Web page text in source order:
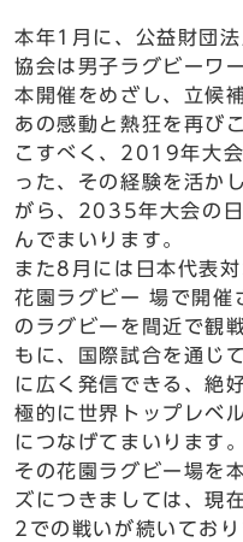
本年1月に、公益財団
協会は男子ラグビーワ
本開催をめざし、立候
あの感動と熱狂を再び
こすべく、2019年大
った、その経験を活か
がら、2035年大会の
んでまいります。
また8月には日本代表
花園ラグビー 場で開催
のラグビーを間近で観
もに、国際試合を通じ
に広く発信できる、絶
極的に世界トップレベ
につなげてまいります。
その花園ラグビー場を
ズにつきましては、現
2での戦いが続いてお